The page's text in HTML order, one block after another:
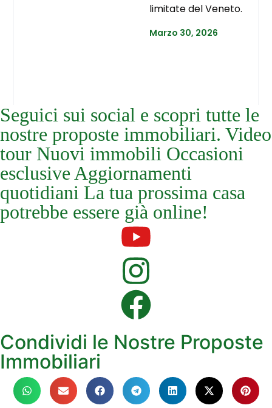
limitate del Veneto.
Marzo 30, 2026
Seguici sui social e scopri tutte le
nostre proposte immobiliari. Video
tour Nuovi immobili Occasioni
esclusive Aggiornamenti
quotidiani La tua prossima casa
potrebbe essere già online!
Condividi le Nostre Proposte
Immobiliari